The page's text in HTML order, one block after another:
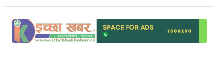
रोचक
खबर